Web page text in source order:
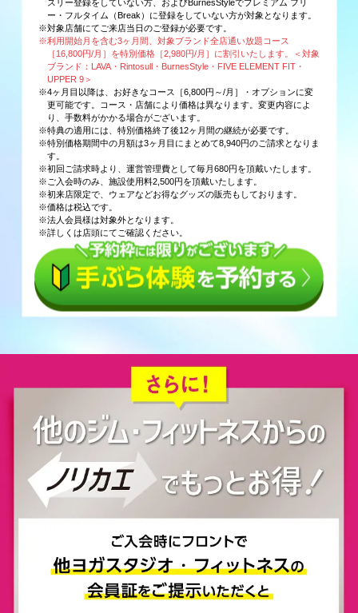
スリー登録をしていない方、およびBurnesStyleでプレミアム フリ
ー・フルタイム（Break）に登録をしていない方が対象となります。
※対象店舗にてご来店当日のご登録が必要です。
※利用開始月を含む3ヶ月間、対象ブランド全店通い放題コース
［16,800円/月］を特別価格［2,980円/月］に割引いたします。＜対象
ブランド：LAVA・Rintosull・BurnesStyle・FIVE ELEMENT FIT・
UPPER 9＞
※4ヶ月目以降は、お好きなコース［6,800円～/月］・オプションに変
更可能です。コース・店舗により価格は異なります。変更内容によ
り、手数料がかかる場合がございます。
※特典の適用には、特別価格終了後12ヶ月間の継続が必要です。
※特別価格期間中の月額は3ヶ月目にまとめて8,940円のご請求となりま
す。
※初回ご請求時より、運営管理費として毎月680円を頂戴いたします。
※ご入会時のみ、施設使用料2,500円を頂戴いたします。
※初来店限定で、ウェアなどお得なグッズの販売もしております。
※価格は税込です。
※法人会員様は対象外となります。
※詳しくは店頭にてご確認ください。